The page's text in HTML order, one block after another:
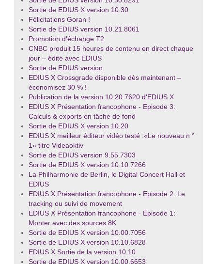
Sortie de EDIUS X version 10.30
Félicitations Goran !
Sortie de EDIUS version 10.21.8061
Promotion d'échange T2
CNBC produit 15 heures de contenu en direct chaque
jour – édité avec EDIUS
Sortie de EDIUS version
EDIUS X Crossgrade disponible dès maintenant –
économisez 30 % !
Publication de la version 10.20.7620 d'EDIUS X
EDIUS X Présentation francophone - Episode 3:
Calculs & exports en tâche de fond
Sortie de EDIUS X version 10.20
EDIUS X meilleur éditeur vidéo testé :«Le nouveau n °
1» titre Videaoktiv
Sortie de EDIUS version 9.55.7303
Sortie de EDIUS X version 10.10.7266
La Philharmonie de Berlin, le Digital Concert Hall et
EDIUS
EDIUS X Présentation francophone - Episode 2: Le
tracking ou suivi de movement
EDIUS X Présentation francophone - Episode 1:
Monter avec des sources 8K
Sortie de EDIUS X version 10.00.7056
Sortie de EDIUS X version 10.10.6828
EDIUS X Sortie de la version 10.10
Sortie de EDIUS X version 10.00.6653